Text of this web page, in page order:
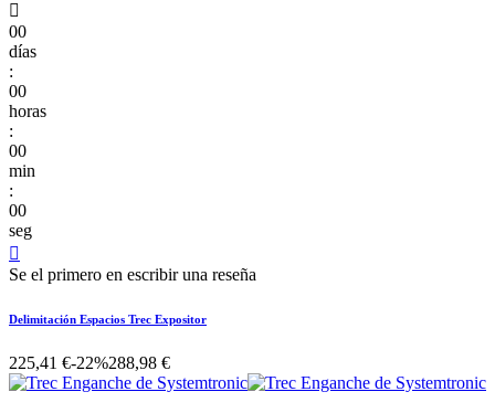

00
días
:
00
horas
:
00
min
:
00
seg

Se el primero en escribir una reseña
Delimitación Espacios Trec Expositor
225,41 €-22%288,98 €